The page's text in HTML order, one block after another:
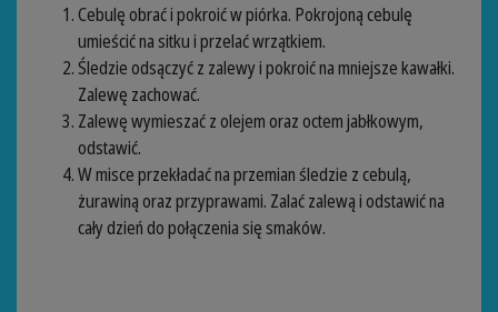
Cebulę obrać i pokroić w piórka. Pokrojoną cebulę
umieścić na sitku i przelać wrzątkiem.
Śledzie odsączyć z zalewy i pokroić na mniejsze kawałki.
Zalewę zachować.
Zalewę wymieszać z olejem oraz octem jabłkowym,
odstawić.
W misce przekładać na przemian śledzie z cebulą,
żurawiną oraz przyprawami. Zalać zalewą i odstawić na
cały dzień do połączenia się smaków.